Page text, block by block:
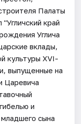
Палаты
край
Углича
вклады,
культуры XVI-
выпущенные на
Царевича
и
сына